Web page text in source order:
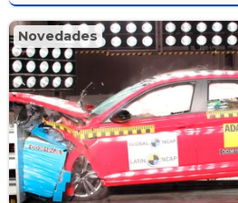
Novedades